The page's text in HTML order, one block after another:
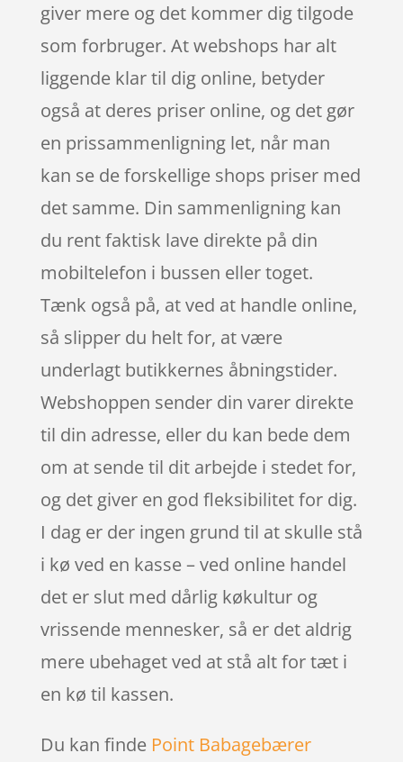
giver mere og det kommer dig tilgode
som forbruger. At webshops har alt
liggende klar til dig online, betyder
også at deres priser online, og det gør
en prissammenligning let, når man
kan se de forskellige shops priser med
det samme. Din sammenligning kan
du rent faktisk lave direkte på din
mobiltelefon i bussen eller toget.
Tænk også på, at ved at handle online,
så slipper du helt for, at være
underlagt butikkernes åbningstider.
Webshoppen sender din varer direkte
til din adresse, eller du kan bede dem
om at sende til dit arbejde i stedet for,
og det giver en god fleksibilitet for dig.
I dag er der ingen grund til at skulle stå
i kø ved en kasse – ved online handel
det er slut med dårlig køkultur og
vrissende mennesker, så er det aldrig
mere ubehaget ved at stå alt for tæt i
en kø til kassen.
Du kan finde Point Babagebærer